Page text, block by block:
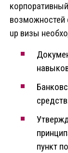
возможностей
up визы
пункт